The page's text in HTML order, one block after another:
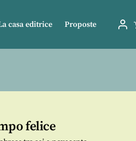
casa editrice Proposte
felice